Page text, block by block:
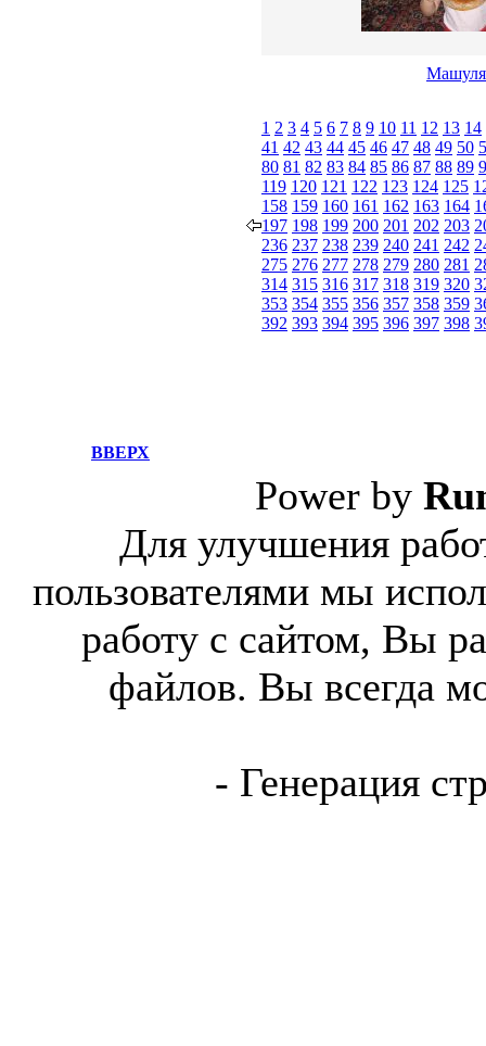
Машуля
1 2 3 4 5 6 7 8 9 10 11 12 13 14
41 42 43 44 45 46 47 48 49 50
80 81 82 83 84 85 86 87 88 89
119 120 121 122 123 124 125
158 159 160 161 162 163 164
197 198 199 200 201 202 203
236 237 238 239 240 241 242
275 276 277 278 279 280 281
314 315 316 317 318 319 320
353 354 355 356 357 358 359
392 393 394 395 396 397 398
ВВЕРХ
Power by
Для улучшения
пользователями мы
работу с сайтом, Вы
файлов. Вы всегда
- Генерация